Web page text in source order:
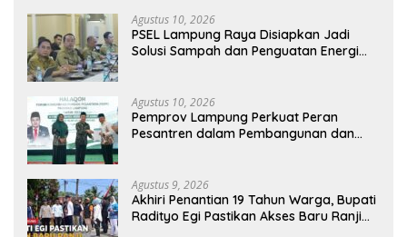
Agustus 10, 2026
PSEL Lampung Raya Disiapkan Jadi
Solusi Sampah dan Penguatan Energi
Agustus 10, 2026
Pemprov Lampung Perkuat Peran
Pesantren dalam Pembangunan dan
Agustus 9, 2026
Akhiri Penantian 19 Tahun Warga, Bupati
Radityo Egi Pastikan Akses Baru Ranji